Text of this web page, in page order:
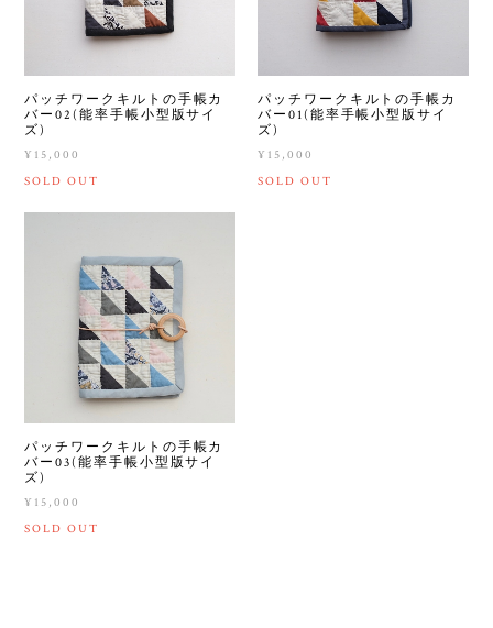
パッチワークキルトの手帳カ
バー02(能率手帳小型版サイ
ズ)
¥15,000
SOLD OUT
パッチワークキルトの手帳カ
バー01(能率手帳小型版サイ
ズ)
¥15,000
SOLD OUT
パッチワークキルトの手帳カ
バー03(能率手帳小型版サイ
ズ)
¥15,000
SOLD OUT